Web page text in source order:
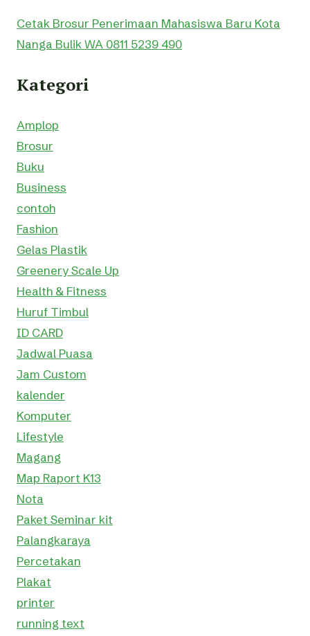
Cetak Brosur Penerimaan Mahasiswa Baru Kota
Nanga Bulik WA 0811 5239 490
Kategori
Amplop
Brosur
Buku
Business
contoh
Fashion
Gelas Plastik
Greenery Scale Up
Health & Fitness
Huruf Timbul
ID CARD
Jadwal Puasa
Jam Custom
kalender
Komputer
Lifestyle
Magang
Map Raport K13
Nota
Paket Seminar kit
Palangkaraya
Percetakan
Plakat
printer
running text